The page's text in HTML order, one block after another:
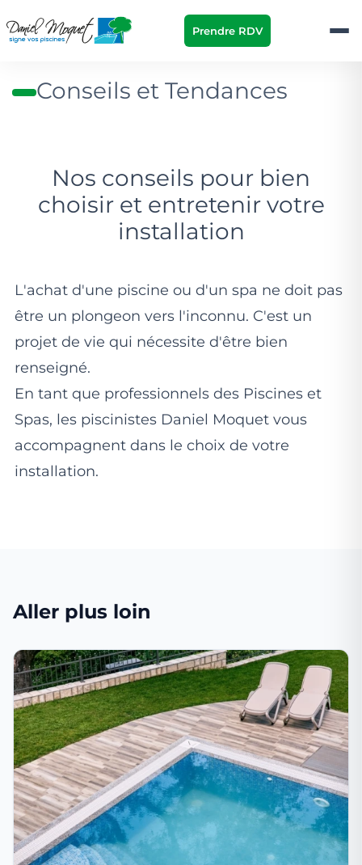
Prendre RDV
Conseils et Tendances
Nos conseils pour bien
choisir et entretenir votre
installation
L'achat d'une piscine ou d'un spa ne doit pas
être un plongeon vers l'inconnu. C'est un
projet de vie qui nécessite d'être bien
renseigné.
En tant que professionnels des Piscines et
Spas, les piscinistes Daniel Moquet vous
accompagnent dans le choix de votre
installation.
Aller plus loin